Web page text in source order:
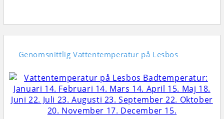
Genomsnittlig Vattentemperatur på Lesbos